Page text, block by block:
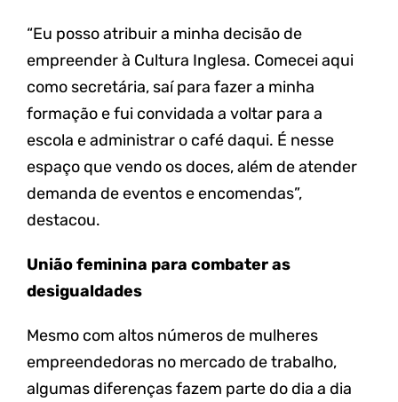
“Eu posso atribuir a minha decisão de
empreender à Cultura Inglesa. Comecei aqui
como secretária, saí para fazer a minha
formação e fui convidada a voltar para a
escola e administrar o café daqui. É nesse
espaço que vendo os doces, além de atender
demanda de eventos e encomendas”,
destacou.
União feminina para combater as
desigualdades
Mesmo com altos números de mulheres
empreendedoras no mercado de trabalho,
algumas diferenças fazem parte do dia a dia